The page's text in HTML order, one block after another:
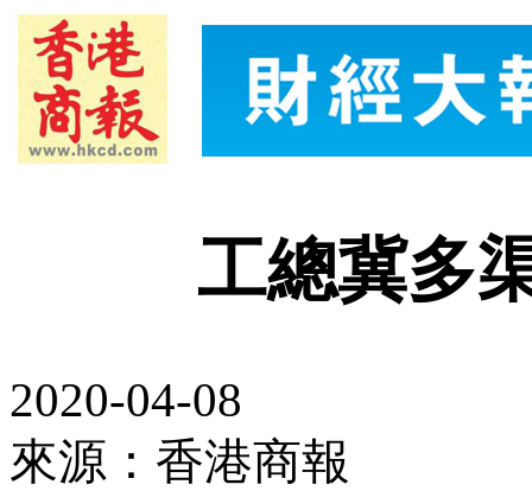
工總冀多
2020-04-08
來源：香港商報